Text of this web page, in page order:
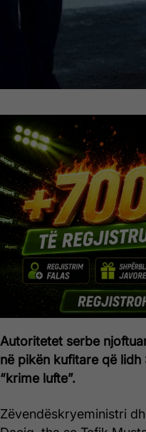
Autoritetet serbe
në pikën kufitare që
“krime lufte”.
Zëvendëskryeministri